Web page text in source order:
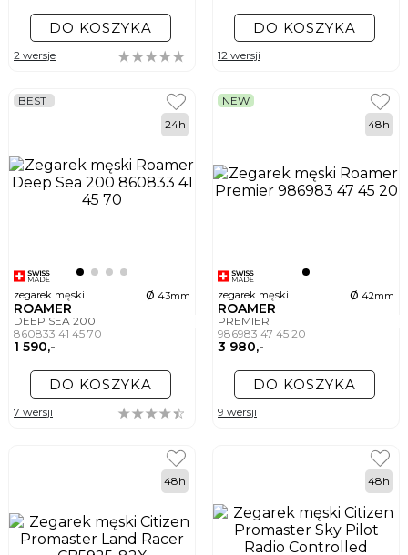
DO KOSZYKA
2 wersje
DO KOSZYKA
12 wersji
zegarek męski ø 43mm
ROAMER
DEEP SEA 200
860833 41 45 70
1 590,-
BEST
24h
DO KOSZYKA
7 wersji
zegarek męski ø 42mm
ROAMER
PREMIER
986983 47 45 20
3 980,-
NEW
48h
DO KOSZYKA
9 wersji
48h 48h